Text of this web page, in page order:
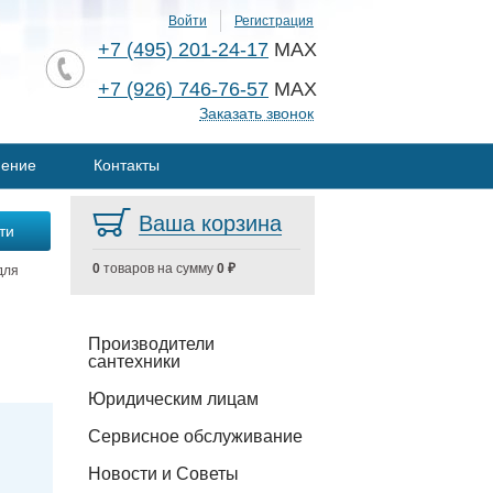
Войти Регистрация
+7 (495) 201-24-17 MAX
+7 (926) 746-76-57 MAX
Заказать звонок
Контакты
Ваша корзина
0 товаров на сумму 0 ₽
Производители
сантехники
Юридическим лицам
Сервисное обслуживание
Новости и Советы